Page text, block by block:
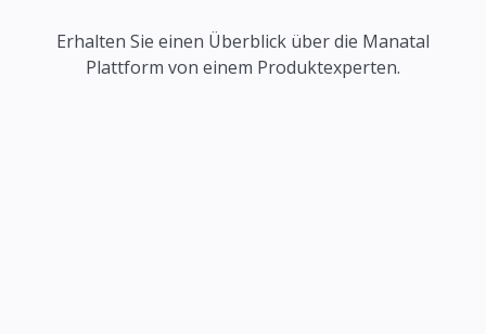
Erhalten Sie einen Überblick über die Manatal
Plattform von einem Produktexperten.